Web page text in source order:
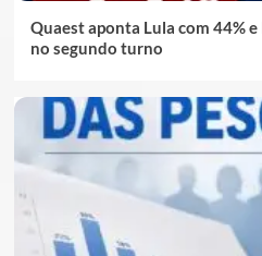
Quaest aponta Lula com 44%
no segundo turno